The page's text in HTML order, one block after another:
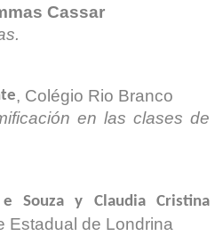
Cassar
, Colégio Rio Branco
en las clases de
Souza y Claudia Cristina
Estadual de Londrina